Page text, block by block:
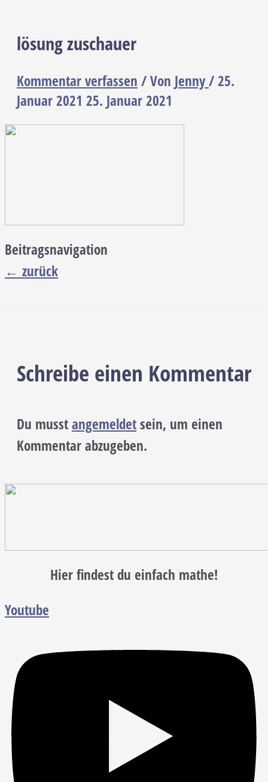
lösung zuschauer
Kommentar verfassen / Von Jenny/25.
Januar 2021 25. Januar 2021
Beitragsnavigation
← zurück
Schreibe einen Kommentar
Du musstangemeldetsein, um einen
Kommentar abzugeben.
Hier findest du einfach mathe!
Youtube